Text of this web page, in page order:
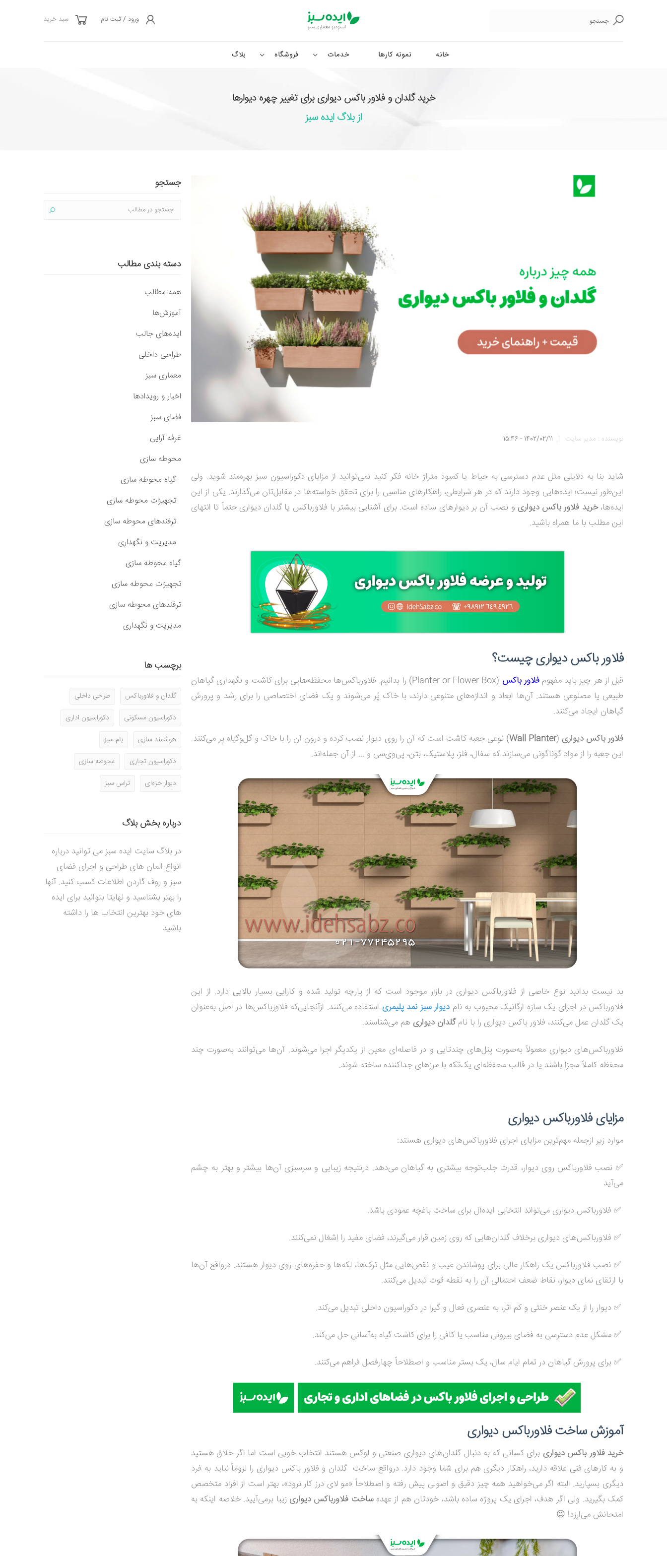
جستجو
ورود / ثبت نام سبد خرید
خانه نمونه کارها خدمات فروشگاه بلاگ
خرید گلدان و فلاور باکس دیواری برای تغییر چهره دیوارها
از بلاگ ایده سبز
نویسنده : مدیر سایت |
1402/02/11 - 15:46
شاید بنا به دلایلی مثل عدم دسترسی به حیاط یا کمبود متراژ خانه فکر کنید نمی‌توانید از مزایای دکوراسیون سبز بهره‌مند شوید. ولی
این‌طور نیست؛ ایده‌هایی وجود دارند که در هر شرایطی، راهکارهای مناسبی را برای تحقق خواسته‌ها در مقابل‌تان می‌گذارند. یکی از این
ایده‌ها،خرید فلاور باکس دیواری و نصب آن بر دیوارهای ساده است. برای آشنایی بیشتر با فلاورباکس یا گلدان دیواری حتماً تا انتهای
این مطلب با ما همراه باشید.
فلاور باکس دیواری چیست؟
قبل از هر چیز باید مفهومفلاور باکس
(Planter or Flower Box) را بدانیم. فلاورباکس‌ها محفظه‌هایی برای کاشت و نگهداری گیاهان
طبیعی یا مصنوعی هستند. آن‌ها ابعاد و اندازه‌های متنوعی دارند، با خاک پُر می‌شوند و یک فضای اختصاصی را برای رشد و پرورش
گیاهان ایجاد می‌کنند.
فلاور باکس دیواری (
Wall Planter) نوعی جعبه کاشت است که آن را روی دیوار نصب کرده و درون آن را با خاک و گل‌وگیاه پر می‌کنند.
این جعبه را از مواد گوناگونی می‌سازند که سفال، فلز، پلاستیک، بتن، پی‌وی‌سی و ... از آن جمله‌اند.
بد نیست بدانید نوع خاصی از فلاورباکس دیواری در بازار موجود است که از پارچه تولید شده و کارایی بسیار بالایی دارد. از این
فلاورباکس در اجرای یک سازه ارگانیک محبوب به نام دیوار سبز نمد پلیمری استفاده می‌کنند. ازآنجایی‌که فلاورباکس‌ها در اصل به‌عنوان
یک گلدان عمل می‌کنند، فلاور باکس دیواری را با نامگلدان دیواری هم می‌شناسند.
فلاورباکس‌های دیواری معمولاً به‌صورت پنل‌های چندتایی و در فاصله‌ای معین از یکدیگر اجرا می‌شوند. آن‌ها می‌توانند به‌صورت چند
محفظه کاملاً مجزا باشند یا در قالب محفظه‌ای یک‌تکه با مرزهای جداکننده ساخته شوند.
مزایای فلاورباکس دیواری
موارد زیر ازجمله مهم‌ترین مزایای اجرای فلاورباکس‌های دیواری هستند:
✅ نصب فلاورباکس روی دیوار، قدرت جلب‌توجه بیشتری به گیاهان می‌دهد. درنتیجه زیبایی و سرسبزی آن‌ها بیشتر و بهتر به چشم
می‌آید
✅ فلاورباکس دیواری می‌تواند انتخابی ایده‌آل برای ساخت باغچه عمودی باشد.
✅ فلاورباکس‌های دیواری برخلاف گلدان‌هایی که روی زمین قرار می‌گیرند، فضای مفید را اِشغال نمی‌کنند.
✅ نصب فلاورباکس یک راهکار عالی برای پوشاندن عیب و نقص‌هایی مثل ترک‌ها، لکه‌ها و حفره‌های روی دیوار هستند. درواقع آن‌ها
با ارتقای نمای دیوار، نقاط ضعف احتمالی آن را به نقطه قوت تبدیل می‌کنند.
✅ دیوار را از یک عنصر خنثی و کم اثر، به عنصری فعال و گیرا در دکوراسیون داخلی تبدیل می‌کند.
✅ مشکل عدم دسترسی به فضای بیرونی مناسب یا کافی را برای کاشت گیاه به‌آسانی حل می‌کند.
✅ برای پرورش گیاهان در تمام ایام سال، یک بستر مناسب و اصطلاحاً چهارفصل فراهم می‌کنند.
آموزش ساخت فلاورباکس دیواری
خرید فلاور باکس دیواری برای کسانی که به دنبال گلدان‌های دیواری صنعتی و لوکس هستند انتخاب خوبی است اما اگر خلاق هستید
و به کارهای فنی علاقه دارید، راهکار دیگری هم برای شما وجود دارد.درواقع ساخت گلدان و فلاور باکس دیواری را لزوماً نباید به فرد
دیگری بسپارید. البته اگر می‌خواهید همه چیز دقیق و اصولی پیش رفته و اصطلاحاً «مو لای درز کار نرود»، بهتر است از افراد متخصص
کمک بگیرید. ولی اگر هدف، اجرای یک پروژه ساده باشد، خودتان هم از عهدهساخت فلاورباکس دیواری زیبا برمی‌آیید. خلاصه اینکه به
امتحانش می‌ارزد! 😉
جستجو
دسته بندی مطالب
همه مطالب
آموزش‌ها
ایده‌های جالب
طراحی داخلی
معماری سبز
اخبار و رویدادها
فضای سبز
غرفه آرایی
محوطه سازی
گیاه محوطه سازی
تجهیزات محوطه سازی
ترفندهای محوطه سازی
مدیریت و نگهداری
گیاه محوطه سازی
تجهیزات محوطه سازی
ترفندهای محوطه سازی
مدیریت و نگهداری
برچسب ها
گلدان و فلاورباکس
طراحی داخلی
دکوراسیون مسکونی
دکوراسیون اداری
هوشمند سازی
بام سبز
دکوراسیون تجاری
محوطه سازی
دیوار خزه‌ای
تراس سبز
درباره بخش بلاگ
در بلاگ سایت ایده سبز می توانید درباره
انواع المان های طراحی و اجرای فضای
سبز و روف گاردن اطلاعات کسب کنید. آنها
را بهتر بشناسید و نهایتا بتوانید برای ایده
های خود بهترین انتخاب ها را داشته
باشید